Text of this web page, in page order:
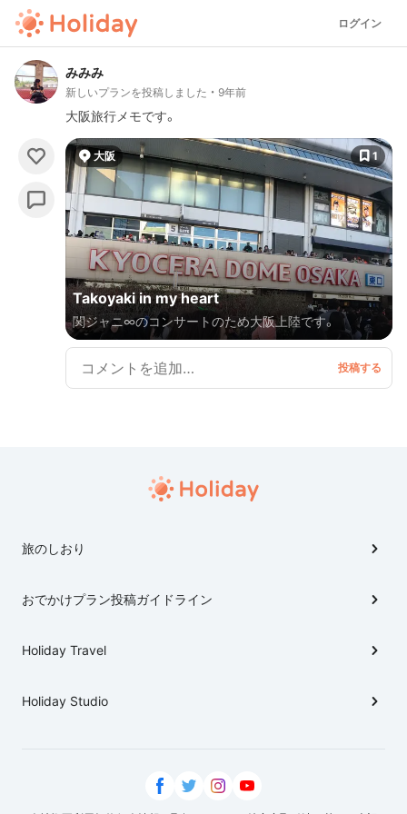
ログイン
みみみ
新しいプランを投稿しました 9年前
大阪旅行メモです。
大阪 1
Takoyaki in my heart
関ジャニ∞のコンサートのため大阪上陸です。
旅のしおり
おでかけプラン投稿ガイドライン
Holiday Travel
Holiday Studio